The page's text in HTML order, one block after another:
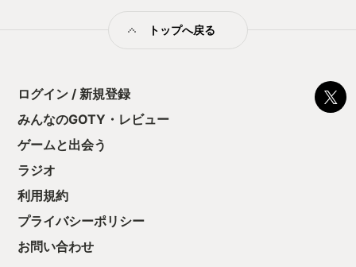
トップへ戻る
ログイン / 新規登録
みんなのGOTY・レビュー
ゲームと出会う
ラジオ
利用規約
プライバシーポリシー
お問い合わせ